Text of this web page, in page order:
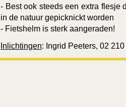
- Best ook steeds een extra flesje
in de natuur gepicknickt worden
- Fietshelm is sterk aangeraden!
Inlichtingen: Ingrid Peeters, 02